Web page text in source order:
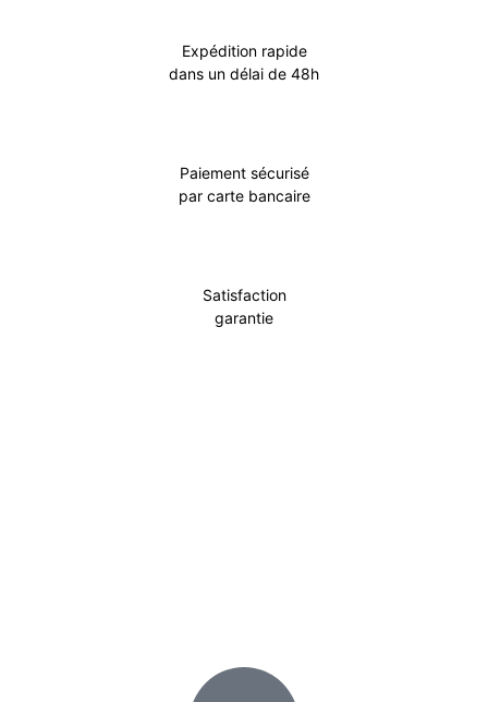
Expédition rapide
dans un délai de 48h
Paiement sécurisé
par carte bancaire
Satisfaction
garantie